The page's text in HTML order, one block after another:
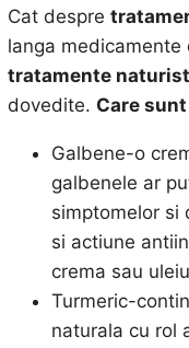
Cat despre
langa
tratamente
dovedite. Care
Galbene-o
galbenele ar
simptomelor si
si actiune
crema sau
Turmeric-
naturala cu rol